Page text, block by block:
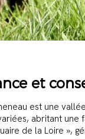
et
est une
abritant une
de la Loire »,